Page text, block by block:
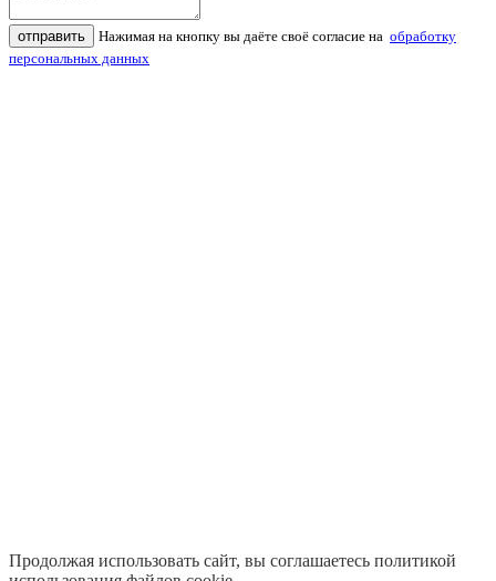
отправить Нажимая на кнопку вы даёте своё согласие на обработку
персональных данных
Продолжая использовать сайт, вы соглашаетесь политикой